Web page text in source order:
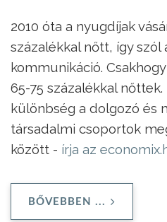
2010 óta a nyugdíjak
százalékkal nőtt, így szól
kommunikáció.
65-75 százalékkal
különbség a dolgozó és
társadalmi csoportok
között - írja az
BŐVEBBEN ...